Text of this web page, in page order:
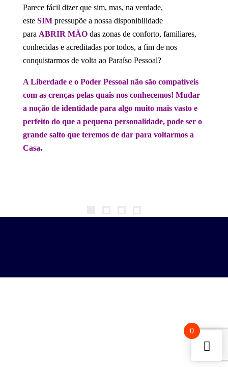
Parece fácil dizer que sim, mas, na verdade,
este SIM pressupõe a nossa disponibilidade
para ABRIR MÃO das zonas de conforto, familiares,
conhecidas e acreditadas por todos, a fim de nos
conquistarmos de volta ao Paraíso Pessoal?
A Liberdade e o Poder Pessoal não são compatíveis
com as crenças pelas quais nos conhecemos! Mudar
a noção de identidade para algo muito mais vasto e
perfeito do que a pequena personalidade, pode ser o
grande salto que teremos de dar para voltarmos a
Casa.
0